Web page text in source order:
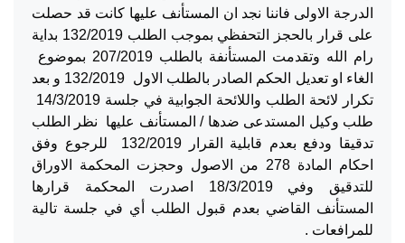
الدرجة الاولى فاننا نجد ان المستأنف عليها كانت قد حصلت
على قرار بالحجز التحفظي بموجب الطلب 132/2019 بداية
رام الله وتقدمت المستأنفة بالطلب 207/2019 بموضوع
الغاء او تعديل الحكم الصادر بالطلب الاول 132/2019 و بعد
طلب وكيل المستدعى ضدها / المستأنف عليها نظر الطلب
تدقيقا ودفع بعدم قابلية القرار 132/2019 للرجوع وفق
احكام المادة 278 من الاصول وحجزت المحكمة الاوراق
للتدقيق وفي 18/3/2019 اصدرت المحكمة قرارها
المستأنف القاضي بعدم قبول الطلب أي في جلسة تالية
للمرافعات .